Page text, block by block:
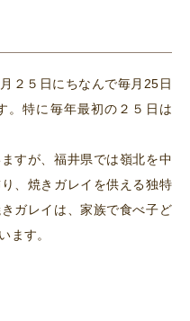
２５日にちなんで毎月25日
。特に毎年最初の２５日は
すが、福井県では嶺北を中
、焼きガレイを供える独特
ガレイは、家族で食べ子ど
ます。